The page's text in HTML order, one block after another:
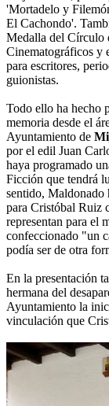
'Mortadelo y
El Cachondo'.
Medalla del Círculo
Cinematográficos y
para escritores,
guionistas.
Todo ello ha hecho
memoria desde el
Ayuntamiento de
por el edil Juan
haya programado
Ficción que tendrá
sentido, Maldonado
para Cristóbal Ruiz
representan para el
confeccionado "un
podía ser de otra
En la presentación
hermana del
Ayuntamiento la
vinculación que